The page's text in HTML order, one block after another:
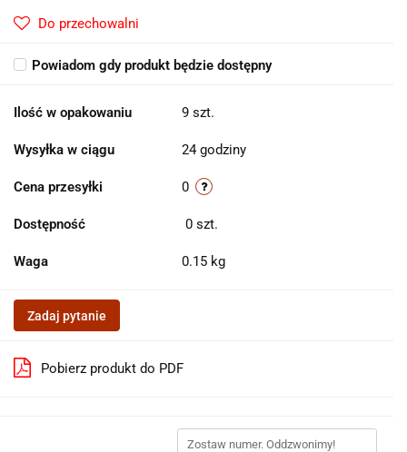
Do przechowalni
Powiadom gdy produkt będzie dostępny
Ilość w opakowaniu 9 szt.
Wysyłka w ciągu 24 godziny
Cena przesyłki 0
Dostępność 0 szt.
Waga 0.15 kg
Zadaj pytanie
Pobierz produkt do PDF